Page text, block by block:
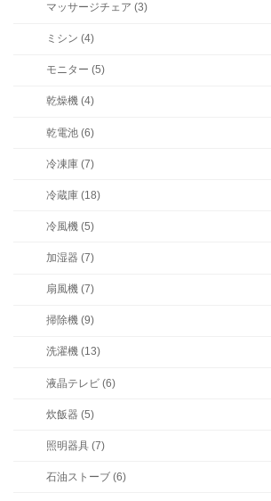
マッサージチェア (3)
ミシン (4)
モニター (5)
乾燥機 (4)
乾電池 (6)
冷凍庫 (7)
冷蔵庫 (18)
冷風機 (5)
加湿器 (7)
扇風機 (7)
掃除機 (9)
洗濯機 (13)
液晶テレビ (6)
炊飯器 (5)
照明器具 (7)
石油ストーブ (6)